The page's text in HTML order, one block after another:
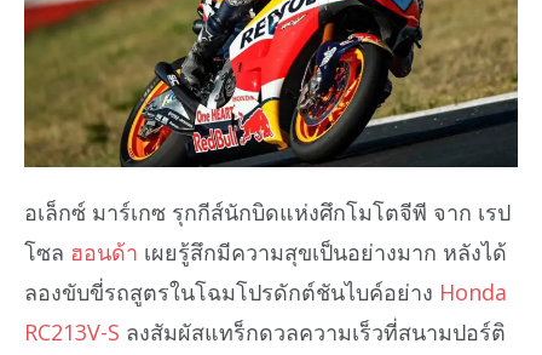
อเล็กซ์ มาร์เกซ รุกกีส์นักบิดแห่งศึกโมโตจีพี จาก เรป
โซล ฮอนด้า เผยรู้สึกมีความสุขเป็นอย่างมาก หลังได้
ลองขับขี่รถสูตรในโฉมโปรดักต์ชันไบค์อย่าง Honda
RC213V-S ลงสัมผัสแทร็กดวลความเร็วที่สนามปอร์ติ